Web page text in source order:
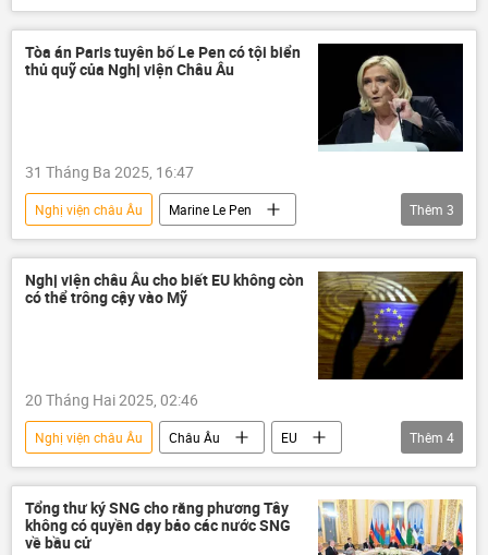
Chính trị
Tòa án Thế giới
Tòa án Paris tuyên bố Le Pen có tội biển
thủ quỹ của Nghị viện Châu Âu
31 Tháng Ba 2025, 16:47
Nghị viện châu Âu
Marine Le Pen
Chính trị
Tòa án Thế giới
Thêm 3
Nghị viện châu Âu cho biết EU không còn
có thể trông cậy vào Mỹ
20 Tháng Hai 2025, 02:46
Nghị viện châu Âu Châu Âu
EU
EC
Thế giới
Chính trị
Hoa Kỳ
Thêm 4
Tổng thư ký SNG cho rằng phương Tây
không có quyền dạy bảo các nước SNG
về bầu cử